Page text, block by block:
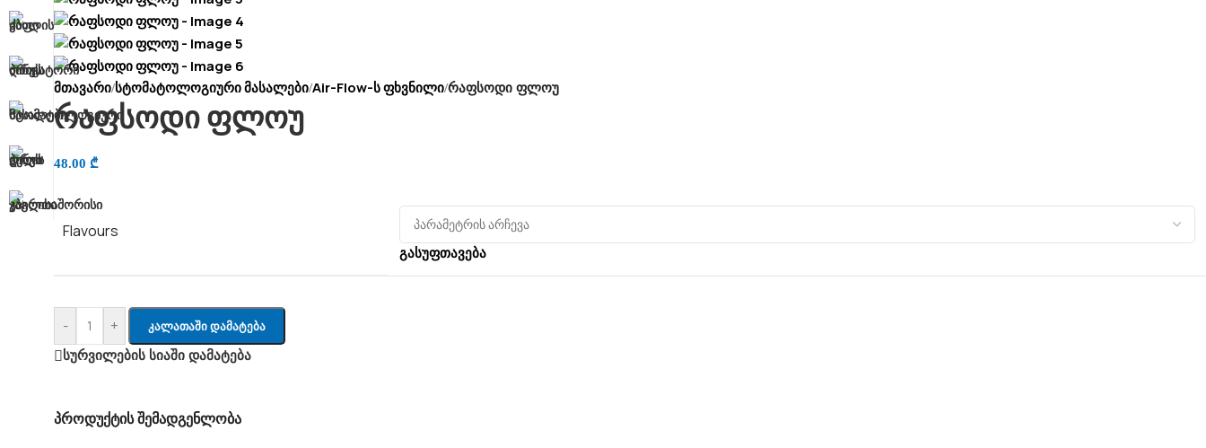
მთავარი/სტომატოლოგიური მასალები/Air-Flow-ს ფხვნილი/რაფსოდი ფლოუ
რაფსოდი ფლოუ
48.00 ₾
Flavours
გასუფთავება
- + Კალათაში Დამატება
სურვილების სიაში დამატება
პროდუქტის შემადგენლობა